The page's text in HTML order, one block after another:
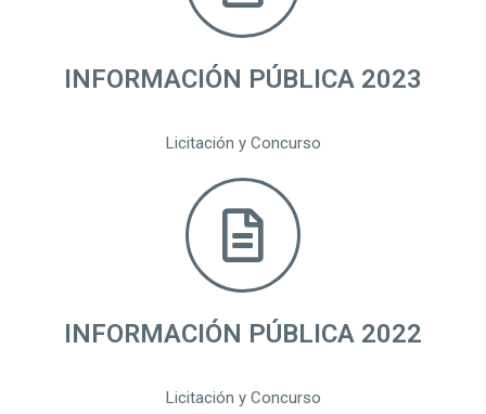
INFORMACIÓN PÚBLICA 2023
Licitación y Concurso
INFORMACIÓN PÚBLICA 2022
Licitación y Concurso